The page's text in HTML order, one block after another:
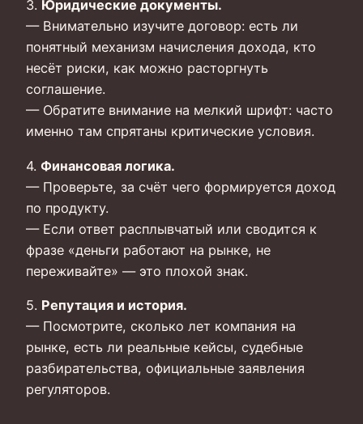
3. Юридические документы.
— Внимательно изучите договор: есть ли
понятный механизм начисления дохода, кто
несёт риски, как можно расторгнуть
соглашение.
— Обратите внимание на мелкий шрифт: часто
именно там спрятаны критические условия.
4. Финансовая логика.
— Проверьте, за счёт чего формируется доход
по продукту.
— Если ответ расплывчатый или сводится к
фразе «деньги работают на рынке, не
переживайте» — это плохой знак.
5. Репутация и история.
— Посмотрите, сколько лет компания на
рынке, есть ли реальные кейсы, судебные
разбирательства, официальные заявления
регуляторов.